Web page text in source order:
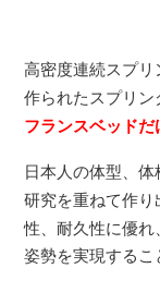
高密度連続スプリ
作られたスプリ
フランスベッドだ
日本人の体型、
研究を重ねて作
性、耐久性に優
姿勢を実現するこ